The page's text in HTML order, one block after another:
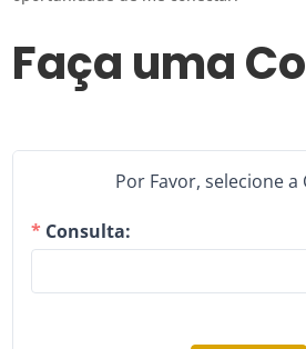
Faça uma
Por Favor, selecione a
Consulta: